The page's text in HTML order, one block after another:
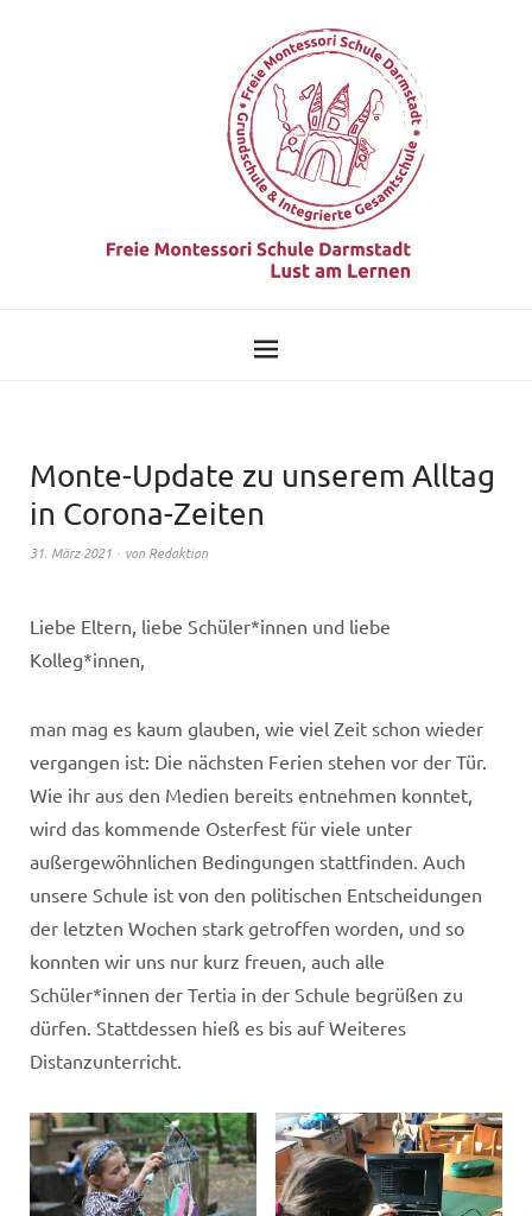
Monte-Update zu unserem Alltag
in Corona-Zeiten
31. März 2021 von Redaktion
Liebe Eltern, liebe Schüler*innen und liebe
Kolleg*innen,
man mag es kaum glauben, wie viel Zeit schon wieder
vergangen ist: Die nächsten Ferien stehen vor der Tür.
Wie ihr aus den Medien bereits entnehmen konntet,
wird das kommende Osterfest für viele unter
außergewöhnlichen Bedingungen stattfinden. Auch
unsere Schule ist von den politischen Entscheidungen
der letzten Wochen stark getroffen worden, und so
konnten wir uns nur kurz freuen, auch alle
Schüler*innen der Tertia in der Schule begrüßen zu
dürfen. Stattdessen hieß es bis auf Weiteres
Distanzunterricht.